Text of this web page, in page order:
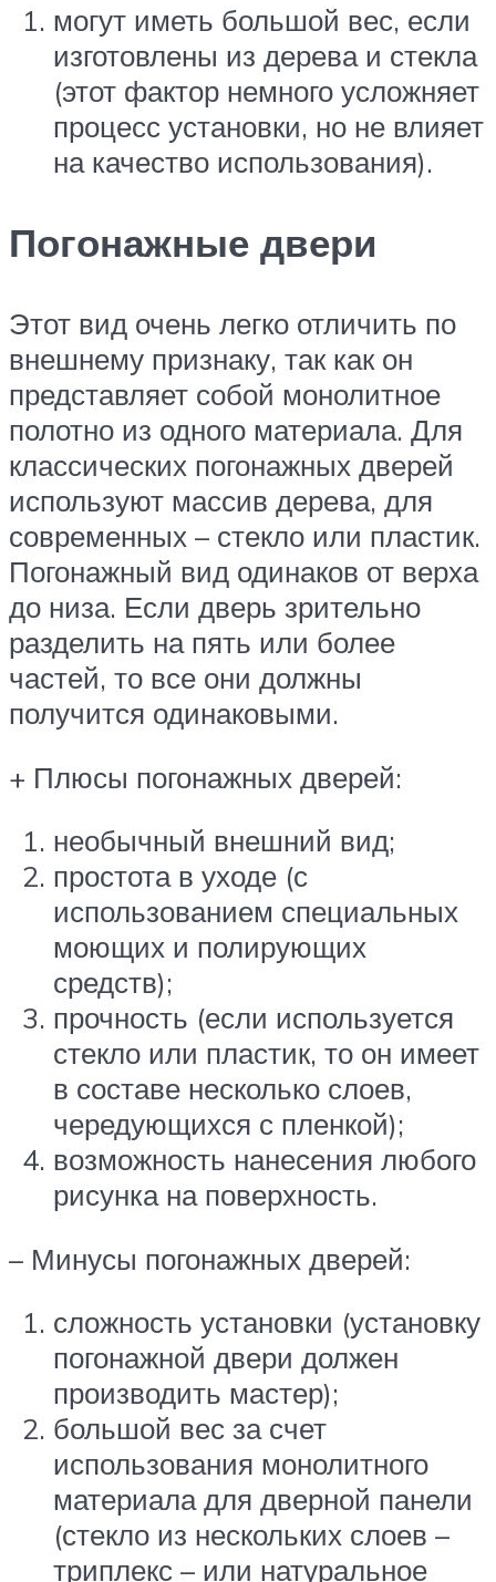
могут иметь большой вес, если
изготовлены из дерева и стекла
(этот фактор немного усложняет
процесс установки, но не влияет
на качество использования).
Погонажные двери
Этот вид очень легко отличить по
внешнему признаку, так как он
представляет собой монолитное
полотно из одного материала. Для
классических погонажных дверей
используют массив дерева, для
современных – стекло или пластик.
Погонажный вид одинаков от верха
до низа. Если дверь зрительно
разделить на пять или более
частей, то все они должны
получится одинаковыми.
+ Плюсы погонажных дверей:
необычный внешний вид;
простота в уходе (с
использованием специальных
моющих и полирующих
средств);
прочность (если используется
стекло или пластик, то он имеет
в составе несколько слоев,
чередующихся с пленкой);
возможность нанесения любого
рисунка на поверхность.
– Минусы погонажных дверей:
сложность установки (установку
погонажной двери должен
производить мастер);
большой вес за счет
использования монолитного
материала для дверной панели
(стекло из нескольких слоев –
триплекс – или натуральное